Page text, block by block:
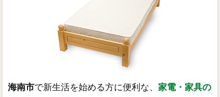
海南市で新生活を始める方に便利な、 家電・家具の